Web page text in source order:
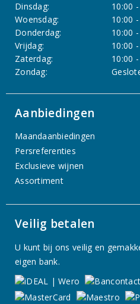
Dinsdag:
10:00
Woensdag:
10:00
Donderdag:
10:00
Vrijdag:
10:00
Zaterdag:
10:00
Zondag:
Aanbiedingen
Maandaanbiedingen
Persreferenties
Exclusieve wijnen
Assortiment
Veilig betalen
U kunt bij ons veilig en
eigen bank.